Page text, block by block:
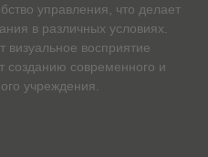
управления, что делает
в различных условиях.
визуальное восприятие
созданию современного и
учреждения.